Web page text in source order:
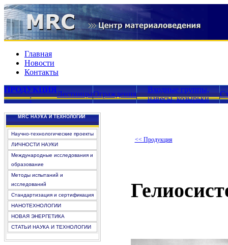
Главная
Новости
Контакты
ПРОДУКЦИЯ
:
ЛестницыОграждения
Входные группы,
навесы, козырьки
MRC НАУКА И ТЕХНОЛОГИИ
Научно-технологические проекты
ЛИЧНОСТИ НАУКИ
Международные исследования и
образование
Методы испытаний и
исследований
Стандартизация и сертификация
НАНОТЕХНОЛОГИИ
НОВАЯ ЭНЕРГЕТИКА
СТАТЬИ НАУКА И ТЕХНОЛОГИИ
<< Продукция